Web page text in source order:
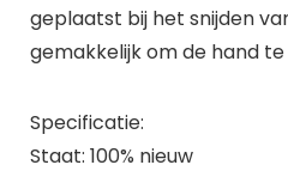
geplaatst bij het snijden
gemakkelijk om de hand
Specificatie:
Staat: 100% nieuw